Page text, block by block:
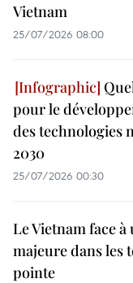
Vietnam
25/07/2026 08:00
pour le
des technologies
2030
25/07/2026 00:30
Le Vietnam face
majeure dans les
pointe